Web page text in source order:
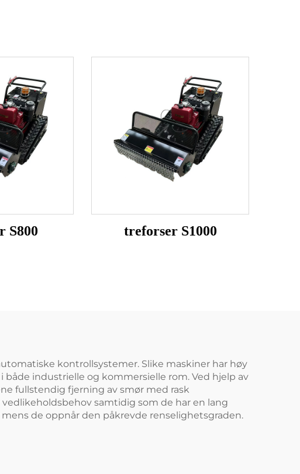
S800 treforser S1000
kontrollsystemer. Slike maskiner har høy
industrielle og kommersielle rom. Ved hjelp av
fullstendig fjerning av smør med rask
samtidig som de har en lang
de oppnår den påkrevde renselighetsgraden.